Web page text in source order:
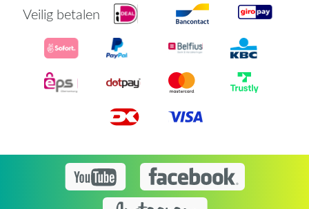
Veilig betalen